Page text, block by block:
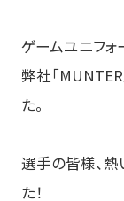
サービス紹
申し込みへ
チームオー
ゲームユニフォ
弊社「
た。
選手の皆様、熱
た！